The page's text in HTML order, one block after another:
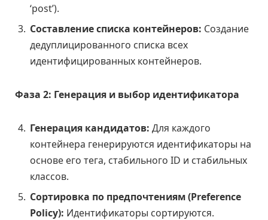
‘post’).
Составление списка контейнеров: Создание
дедуплицированного списка всех
идентифицированных контейнеров.
Фаза 2: Генерация и выбор идентификатора
Генерация кандидатов: Для каждого
контейнера генерируются идентификаторы на
основе его тега, стабильного ID и стабильных
классов.
Сортировка по предпочтениям (Preference
Policy): Идентификаторы сортируются.